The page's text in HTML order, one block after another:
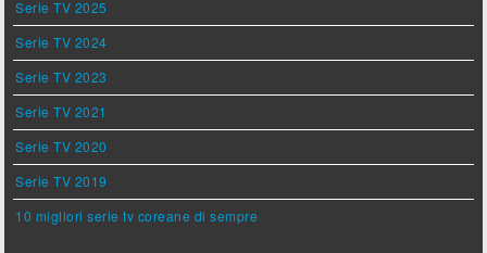
Serie TV 2025
Serie TV 2024
Serie TV 2023
Serie TV 2021
Serie TV 2020
Serie TV 2019
10 migliori serie tv coreane di sempre